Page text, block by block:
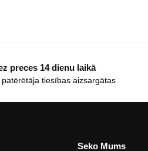
preces 14 dienu laikā
patērētāja tiesības aizsargātas
Seko Mums